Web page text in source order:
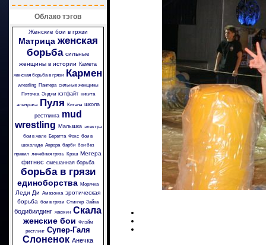
Облако тэгов
Женские бои в грязи
Матрица женская
борьба сильные
женщины в истории Камета
женская борьба в грязи Кармен
wrestling Пантера сильные женщины
Пяточка Энджи кэтфайт никита
аленушка
Пуля Китана школа
рестлинга mud
wrestling Малышка электра
бои в желе Беретта Фокс бои в
шоколаде Аврора барби бои без
правил лечебная грязь Крэш Мегера
фитнес смешанная борьба
борьба в грязи
единоборства Морячка
Леди Ди Амазонка эротическая
борьба бои в грязи Стингер Зайка
бодибилдинг жасмин Скала
женские бои Флэйм
рестлинг Супер-Галя
Слоненок Анечка